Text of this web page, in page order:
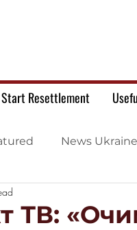
Start Resettlement
News Ukraine
ТВ: